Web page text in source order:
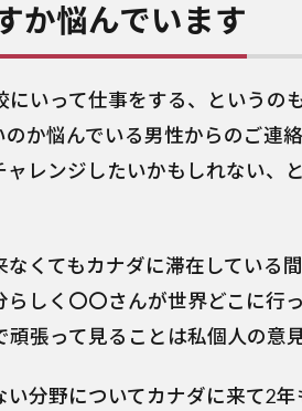
か悩んでいます
いって仕事をする、というの
か悩んでいる男性からのご連
レンジしたいかもしれない、
くてもカナダに滞在している
しく〇〇さんが世界どこに行
張って見ることは私個人の意
分野についてカナダに来て2